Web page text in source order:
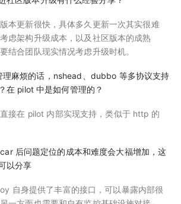
本更新很快，具体多久更新一次其实很难
虑架构升级成本，以及社区版本的成熟
结合团队现实情况考虑升级时机。
麻烦的话，nshead、dubbo 等多协议支持
在 pilot 中是如何管理的？
接在 pilot 内部实现支持，类似于 http 的
后问题定位的成本和难度会大福增加，这
以分享
自身提供了丰富的接口，可以暴露内部很